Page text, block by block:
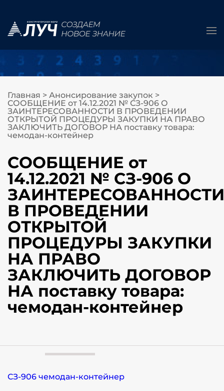
Главная > Анонсирование закупок >
СООБЩЕНИЕ от 14.12.2021 № СЗ-906 О
ЗАИНТЕРЕСОВАННОСТИ В ПРОВЕДЕНИИ
ОТКРЫТОЙ ПРОЦЕДУРЫ ЗАКУПКИ НА ПРАВО
ЗАКЛЮЧИТЬ ДОГОВОР НА поставку товара:
чемодан-контейнер
СООБЩЕНИЕ от
14.12.2021 № СЗ-906 О
ЗАИНТЕРЕСОВАННОСТИ
В ПРОВЕДЕНИИ
ОТКРЫТОЙ
ПРОЦЕДУРЫ ЗАКУПКИ
НА ПРАВО
ЗАКЛЮЧИТЬ ДОГОВОР
НА поставку товара:
чемодан-контейнер
СЗ-906 чемодан-контейнер